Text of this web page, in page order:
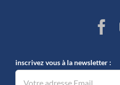
inscrivez vous à la newsletter :